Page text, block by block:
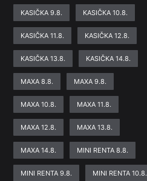
KASIČKA 9.8. KASIČKA 10.8.
KASIČKA 11.8. KASIČKA 12.8.
KASIČKA 13.8. KASIČKA 14.8.
MAXA 8.8. MAXA 9.8.
MAXA 10.8. MAXA 11.8.
MAXA 12.8. MAXA 13.8.
MAXA 14.8. MINI RENTA 8.8.
MINI RENTA 9.8. MINI RENTA 10.8.